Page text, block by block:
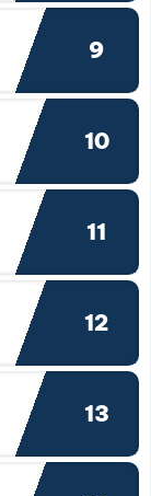
9
10
11
12
13